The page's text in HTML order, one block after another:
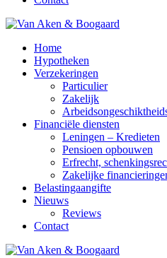
Home
Hypotheken
Verzekeringen
Particulier
Zakelijk
Financiële diensten
Leningen – Kredieten
Pensioen opbouwen
Erfrecht,
Zakelijke
Belastingaangifte
Nieuws
Reviews
Contact